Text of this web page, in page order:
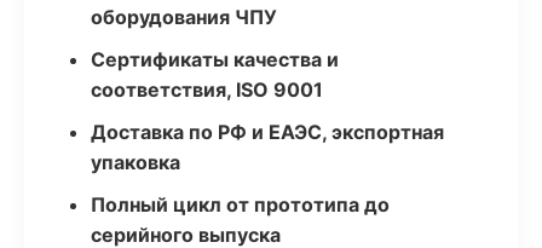
оборудования ЧПУ
Сертификаты качества и
соответствия, ISO 9001
Доставка по РФ и ЕАЭС, экспортная
упаковка
Полный цикл от прототипа до
серийного выпуска